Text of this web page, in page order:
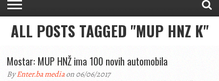
ALL POSTS TAGGED "MUP HNZ K"
Mostar: MUP HNŽ ima 100 novih automobila
ByEnter.ba mediaon 06/06/2017